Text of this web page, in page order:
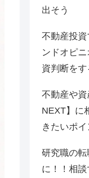
出そう
不動産投
ンドオピ
資判断を
不動産や
NEXT】に
きたいポイ
研究職の
に！！相